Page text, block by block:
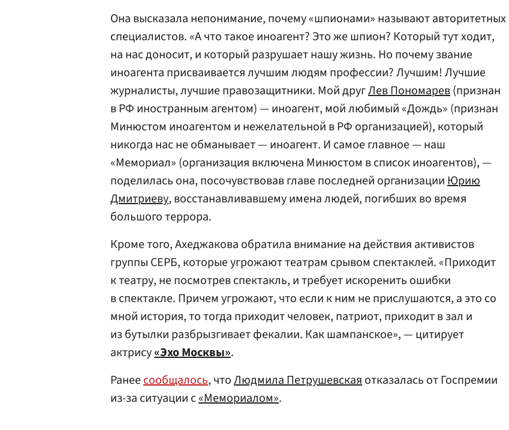
Она высказала непонимание, почему «шпионами» называют авторитетных
специалистов. «А что такое иноагент? Это же шпион? Который тут ходит,
на нас доносит, и который разрушает нашу жизнь. Но почему звание
иноагента присваивается лучшим людям профессии? Лучшим! Лучшие
журналисты, лучшие правозащитники. Мой другЛев Пономарев(признан
в РФ иностранным агентом) — иноагент, мой любимый «Дождь» (признан
Минюстом иноагентом и нежелательной в РФ организацией), который
никогда нас не обманывает — иноагент. И самое главное — наш
«Мемориал» (организация включена Минюстом в список иноагентов), —
поделилась она, посочувствовав главе последней организацииЮрию
Дмитриеву, восстанавливавшему имена людей, погибших во время
большого террора.
Кроме того, Ахеджакова обратила внимание на действия активистов
группы СЕРБ, которые угрожают театрам срывом спектаклей. «Приходит
к театру, не посмотрев спектакль, и требует искоренить ошибки
в спектакле. Причем угрожают, что если к ним не прислушаются, а это со
мной история, то тогда приходит человек, патриот, приходит в зал и
из бутылки разбрызгивает фекалии. Как шампанское», — цитирует
актрису«Эхо Москвы».
Ранеесообщалось, чтоЛюдмила Петрушевскаяотказалась от Госпремии
из-за ситуации с«Мемориалом».